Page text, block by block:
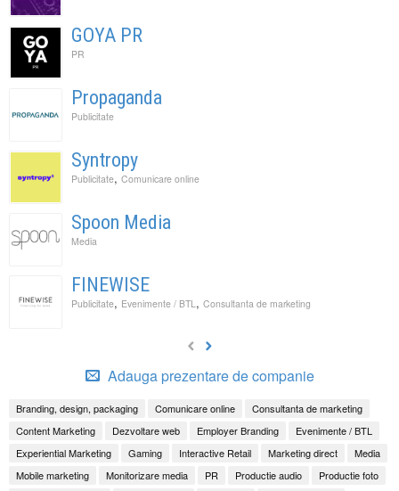
GOYA PR
PR
Propaganda
Publicitate
Syntropy
Publicitate, Comunicare online
Spoon Media
Media
FINEWISE
Publicitate, Evenimente / BTL, Consultanta de marketing
Adauga prezentare de companie
Branding, design, packaging Comunicare online
Consultanta de marketing
Content Marketing
Dezvoltare web Employer Branding
Evenimente / BTL
Experiential Marketing
Gaming Interactive Retail Marketing direct
Media
Mobile marketing
Monitorizare media PR Productie audio
Productie foto